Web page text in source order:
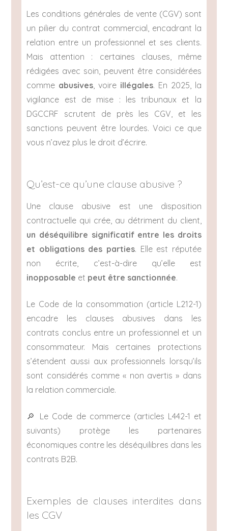
Les conditions générales de vente (CGV) sont
un pilier du contrat commercial, encadrant la
relation entre un professionnel et ses clients.
Mais attention : certaines clauses, même
rédigées avec soin, peuvent être considérées
comme abusives , voire illégales. En 2025, la
vigilance est de mise : les tribunaux et la
DGCCRF scrutent de près les CGV, et les
sanctions peuvent être lourdes. Voici ce que
vous n’avez plus le droit d’écrire.
Qu’est-ce qu’une clause abusive ?
Une clause abusive est une disposition
contractuelle qui crée, au détriment du client,
un déséquilibre significatif entre les droits
et obligations des parties. Elle est réputée
non écrite, c’est-à-dire qu’elle est
inopposable et peut être sanctionnée.
Le Code de la consommation (article L212-1)
encadre les clauses abusives dans les
contrats conclus entre un professionnel et un
consommateur. Mais certaines protections
s’étendent aussi aux professionnels lorsqu’ils
sont considérés comme « non avertis » dans
la relation commerciale.
🔎 Le Code de commerce (articles L442-1 et
suivants) protège les partenaires
économiques contre les déséquilibres dans les
contrats B2B.
Exemples de clauses interdites dans
les CGV